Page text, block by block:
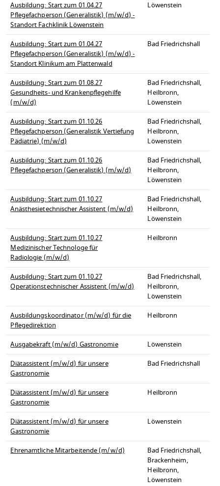
Ausbildung: Start zum 01.04.27
Pflegefachperson (Generalistik) (m/w/d) -
Standort Fachklinik Löwenstein
Löwenstein
Ausbildung: Start zum 01.04.27
Pflegefachperson (Generalistik) (m/w/d) -
Standort Klinikum am Plattenwald
Bad Friedrichshall
Ausbildung: Start zum 01.08.27
Gesundheits- und Krankenpflegehilfe
(m/w/d)
Bad Friedrichshall,
Heilbronn,
Löwenstein
Ausbildung: Start zum 01.10.26
Pflegefachperson (Generalistik Vertiefung
Pädiatrie) (m/w/d)
Bad Friedrichshall,
Heilbronn,
Löwenstein
Ausbildung: Start zum 01.10.26
Pflegefachperson (Generalistik) (m/w/d)
Bad Friedrichshall,
Heilbronn,
Löwenstein
Ausbildung: Start zum 01.10.27
Anästhesietechnischer Assistent (m/w/d)
Bad Friedrichshall,
Heilbronn,
Löwenstein
Ausbildung: Start zum 01.10.27
Medizinischer Technologe für
Radiologie (m/w/d)
Heilbronn
Ausbildung: Start zum 01.10.27
Operationstechnischer Assistent (m/w/d)
Bad Friedrichshall,
Heilbronn,
Löwenstein
Ausbildungskoordinator (m/w/d) für die
Pflegedirektion
Heilbronn
Ausgabekraft (m/w/d) Gastronomie
Löwenstein
Diätassistent (m/w/d) für unsere
Gastronomie
Bad Friedrichshall
Diätassistent (m/w/d) für unsere
Gastronomie
Heilbronn
Diätassistent (m/w/d) für unsere
Gastronomie
Löwenstein
Ehrenamtliche Mitarbeitende (m/w/d)
Bad Friedrichshall,
Brackenheim,
Heilbronn,
Löwenstein